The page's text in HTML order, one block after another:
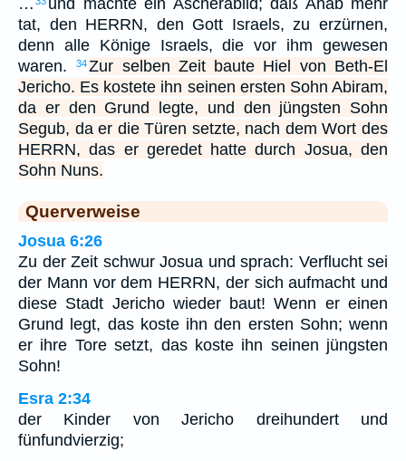
…
und machte ein Ascherabild; daß Ahab mehr
tat, den HERRN, den Gott Israels, zu erzürnen,
denn alle Könige Israels, die vor ihm gewesen
waren.
34Zur selben Zeit baute Hiel von Beth-El
Jericho. Es kostete ihn seinen ersten Sohn Abiram,
da er den Grund legte, und den jüngsten Sohn
Segub, da er die Türen setzte, nach dem Wort des
HERRN, das er geredet hatte durch Josua, den
Sohn Nuns.
Querverweise
Josua 6:26
Zu der Zeit schwur Josua und sprach: Verflucht sei
der Mann vor dem HERRN, der sich aufmacht und
diese Stadt Jericho wieder baut! Wenn er einen
Grund legt, das koste ihn den ersten Sohn; wenn
er ihre Tore setzt, das koste ihn seinen jüngsten
Sohn!
Esra 2:34
der Kinder von Jericho dreihundert und
fünfundvierzig;